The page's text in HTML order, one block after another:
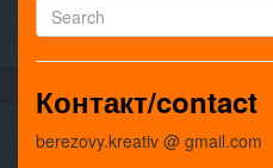
Контакт/contact
berezovy.kreativ @ gmail.com